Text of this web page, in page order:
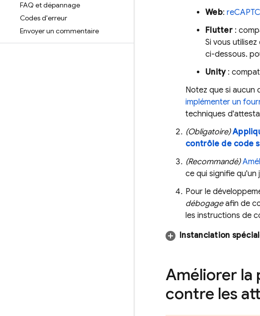
FAQ et dépannage
Codes d'erreur
Envoyer un commentaire
Web:
Flutter:
Si vous
ci-dessous.
Unity:
Notez que si aucun
implémenter un
techniques
(Obligatoire)
contrôle de code
(Recommandé)
ce qui signifie qu'un
Pour le
débogageafin de
les instructions de
Instanciation
Améliorer la
contre les